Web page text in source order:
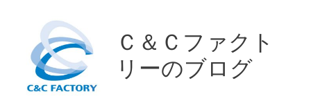
Ｃ＆Ｃファクト
リーのブログ